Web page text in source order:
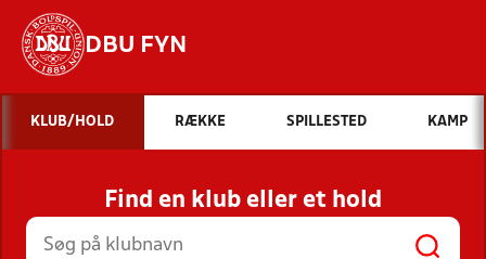
DBU FYN
Hvad vil du søge efter?
INDHOLD OG NYHEDER
STILLINGER, RESULTATER, KLUBBER OG
HOLD
KLUB/HOLD RÆKKE SPILLESTED KAMP
Find en klub eller et hold